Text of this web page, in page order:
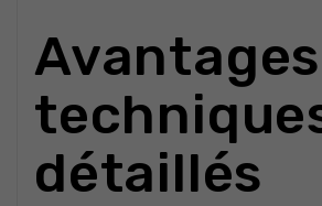
Avantages
détaillés